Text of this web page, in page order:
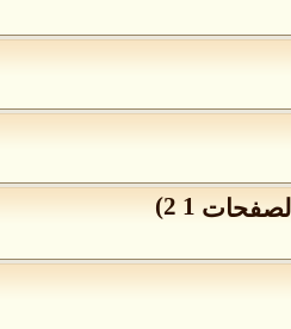
1
2
)